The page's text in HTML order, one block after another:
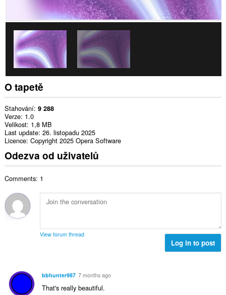
O tapetě
Stahování 9 288
Verze 1.0
Velikost 1,8 MB
Last update 26. listopadu 2025
Licence Copyright 2025 Opera Software
Odezva od uživatelů
Comments: 1
View forum thread
Log in to post
bbhunter987 7 months ago
That's really beautiful.